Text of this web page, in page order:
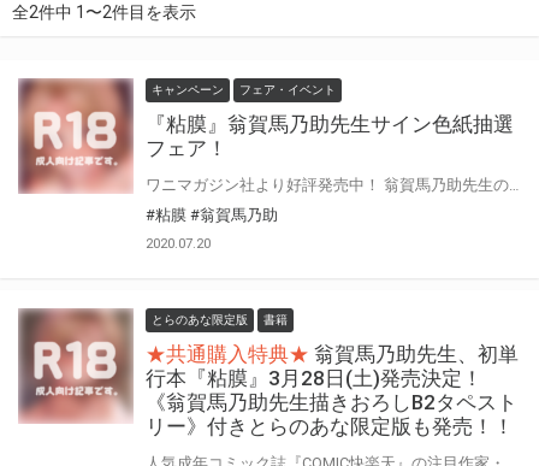
全2件中 1〜2件目を表示
キャンペーン フェア・イベント
『粘膜』翁賀馬乃助先生サイン色紙抽選
フェア！
#粘膜 #翁賀馬乃助
2020.07.20
とらのあな限定版 書籍
★共通購入特典★ 翁賀馬乃助先生、初単
行本『粘膜』3月28日(土)発売決定！
《翁賀馬乃助先生描きおろしB2タペスト
リー》付きとらのあな限定版も発売！！